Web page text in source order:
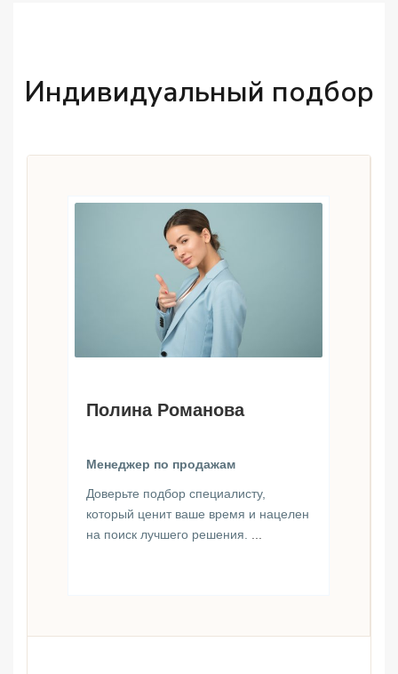
Индивидуальный подбор
Полина Романова
Менеджер по продажам
Доверьте подбор специалисту,
который ценит ваше время и нацелен
на поиск лучшего решения.